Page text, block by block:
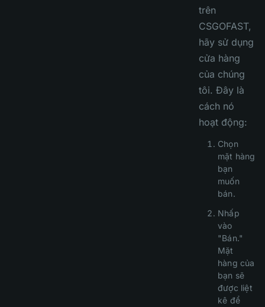
trên
CSGOFAST,
hãy sử dụng
cửa hàng
của chúng
tôi. Đây là
cách nó
hoạt động:
Chọn
mặt hàng
bạn
muốn
bán.
Nhấp
vào
"Bán."
Mặt
hàng của
bạn sẽ
được liệt
kê để